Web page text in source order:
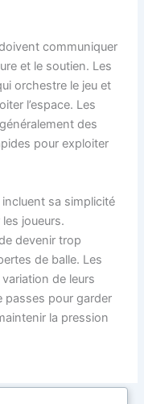
communiquer
et le soutien. Les
orchestre le jeu et
l’espace. Les
des
pour exploiter
sa simplicité
joueurs.
devenir trop
de balle. Les
de leurs
passes pour garder
la pression